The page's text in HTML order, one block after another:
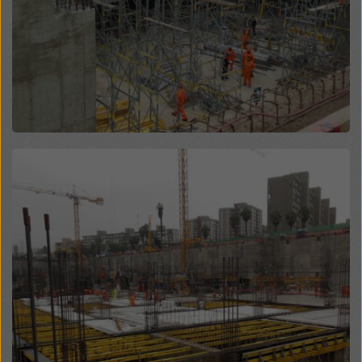
legales efectivos contra esto. Puede rechazar todas
las cookies que requieran consentimiento haciendo
clic en «Rechazar» o ajustando suconfiguración de
haciendo clic en configuración de cookies en
la parte inferior de este sitio web y utilizando las
casillas de verificación correspondientes. Puede
revocar su consentimiento en cualquier momento con
efecto futuro y sin indicar un motivo haciendo clic en
en la parte inferior de este
Puede encontrar más información sobre nuestras
cookies
en nuestra política de privacidad. También le
ofrecemos la opción de seleccionar sus cookies
(configuración avanzada de cookies).